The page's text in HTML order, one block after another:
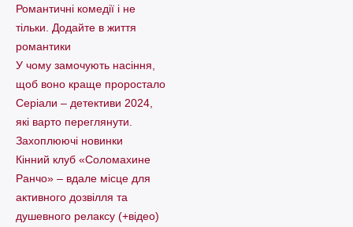
Романтичні комедії і не
тільки. Додайте в життя
романтики
У чому замочують насіння,
щоб воно краще проростало
Серіали – детективи 2024,
які варто пеpеглянути.
Захоплюючі новинки
Кінний клуб «Соломахине
Ранчо» – вдале місце для
активного дозвілля та
душевного релаксу (+відео)